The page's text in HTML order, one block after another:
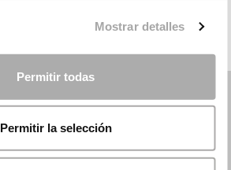
Mostrar detalles
Permitir todas
Permitir la selección